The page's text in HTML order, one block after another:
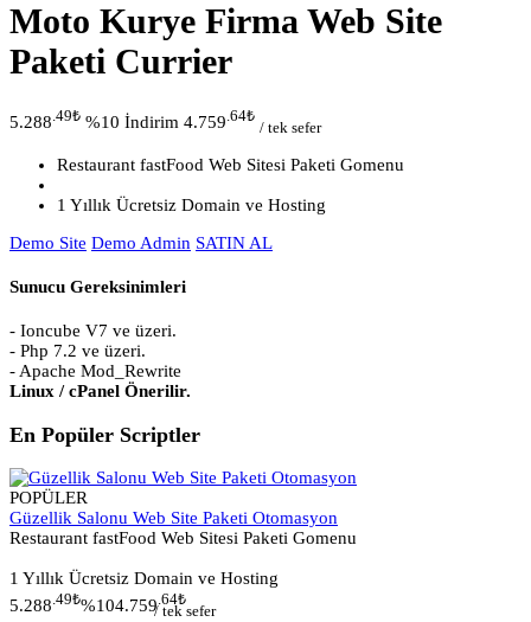
Moto Kurye Firma Web Site
Paketi Currier
5.288.49₺ %10 İndirim 4.759.64₺
/ tek sefer
Restaurant fastFood Web Sitesi Paketi Gomenu
1 Yıllık Ücretsiz Domain ve Hosting
Demo Site Demo Admin SATIN AL
Sunucu Gereksinimleri
- Ioncube V7 ve üzeri.
- Php 7.2 ve üzeri.
- Apache Mod_Rewrite
Linux / cPanel Önerilir.
En Popüler Scriptler
POPÜLER
Güzellik Salonu Web Site Paketi Otomasyon
Restaurant fastFood Web Sitesi Paketi Gomenu
1 Yıllık Ücretsiz Domain ve Hosting
5.288.49₺%104.759.64₺
/ tek sefer